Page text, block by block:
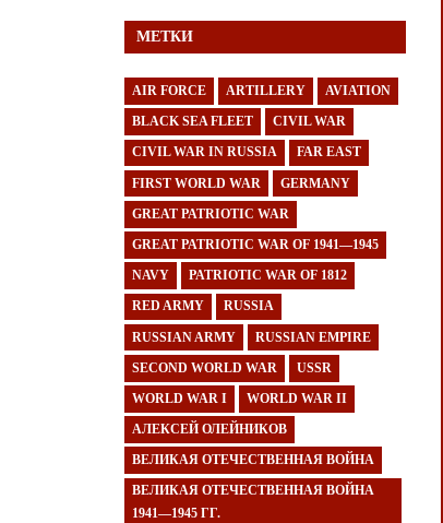
МЕТКИ
AIR FORCE ARTILLERY AVIATION
BLACK SEA FLEET CIVIL WAR
CIVIL WAR IN RUSSIA FAR EAST
FIRST WORLD WAR GERMANY
GREAT PATRIOTIC WAR
GREAT PATRIOTIC WAR OF 1941—1945
NAVY PATRIOTIC WAR OF 1812
RED ARMY RUSSIA
RUSSIAN ARMY RUSSIAN EMPIRE
SECOND WORLD WAR USSR
WORLD WAR I WORLD WAR II
АЛЕКСЕЙ ОЛЕЙНИКОВ
ВЕЛИКАЯ ОТЕЧЕСТВЕННАЯ ВОЙНА
ВЕЛИКАЯ ОТЕЧЕСТВЕННАЯ ВОЙНА
1941—1945 ГГ.